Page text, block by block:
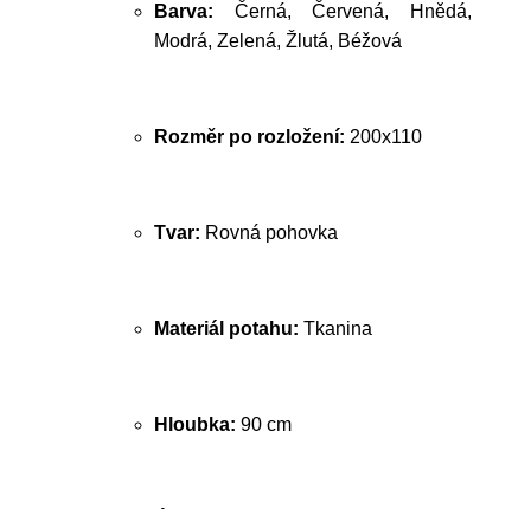
Barva: Černá, Červená, Hnědá,
Modrá, Zelená, Žlutá, Béžová
Rozměr po rozložení: 200x110
Tvar: Rovná pohovka
Materiál potahu: Tkanina
Hloubka: 90 cm